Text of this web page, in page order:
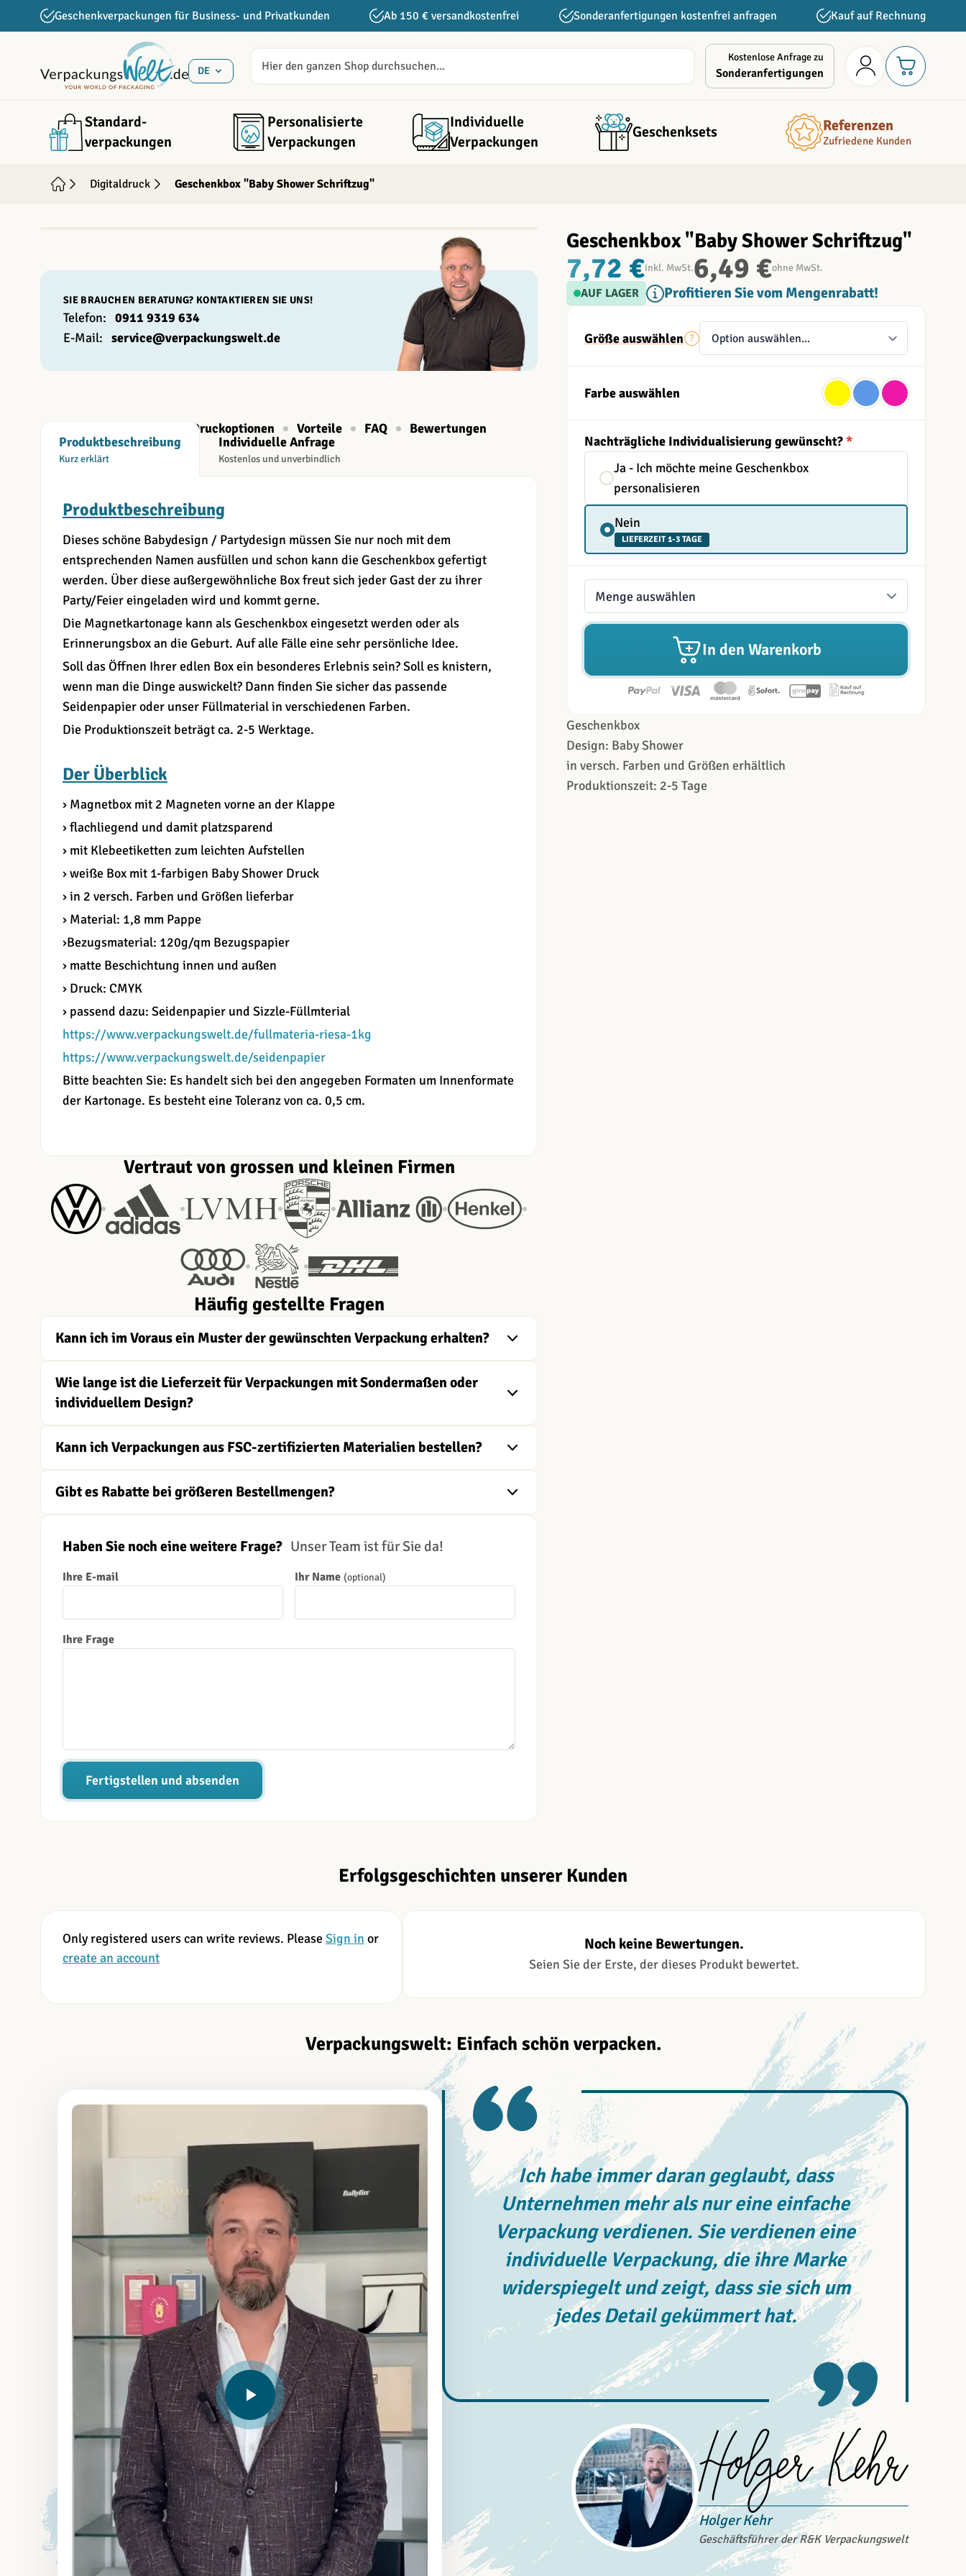
Direkt zum InhaltGeschenkverpackungen für Business- und Privatkunden Ab 150 € versandkostenfrei Sonderanfertigungen kostenfrei anfragen Kauf auf Rechnung
DE
Kostenlose Anfrage zu
Sonderanfertigungen
Standard­
verpackungen
Personalisierte
Verpackungen
Individuelle
Verpackungen
Geschenksets Referenzen
Zufriedene Kunden
Digitaldruck Geschenkbox "Baby Shower Schriftzug"
SIE BRAUCHEN BERATUNG? KONTAKTIEREN SIE UNS!
Telefon: 0911 9319 634
E-Mail: service@verpackungswelt.de
Druckoptionen Vorteile FAQ
Bewertungen
Produktbeschreibung
Kurz erklärt
Individuelle Anfrage
Kostenlos und unverbindlich
Produktbeschreibung
Dieses schöne Babydesign / Partydesign müssen Sie nur noch mit dem
entsprechenden Namen ausfüllen und schon kann die Geschenkbox gefertigt
werden. Über diese außergewöhnliche Box freut sich jeder Gast der zu ihrer
Party/Feier eingeladen wird und kommt gerne.
Die Magnetkartonage kann als Geschenkbox eingesetzt werden oder als
Erinnerungsbox an die Geburt. Auf alle Fälle eine sehr persönliche Idee.
Soll das Öffnen Ihrer edlen Box ein besonderes Erlebnis sein? Soll es knistern,
wenn man die Dinge auswickelt? Dann finden Sie sicher das passende
Seidenpapier oder unser Füllmaterial in verschiedenen Farben.
Die Produktionszeit beträgt ca. 2-5 Werktage.
Der Überblick
› Magnetbox mit 2 Magneten vorne an der Klappe
› flachliegend und damit platzsparend
› mit Klebeetiketten zum leichten Aufstellen
› weiße Box mit 1-farbigen Baby Shower Druck
› in 2 versch. Farben und Größen lieferbar
› Material: 1,8 mm Pappe
›Bezugsmaterial: 120g/qm Bezugspapier
› matte Beschichtung innen und außen
› Druck: CMYK
› passend dazu: Seidenpapier und Sizzle-Füllmterial
https://www.verpackungswelt.de/fullmateria-riesa-1kg
https://www.verpackungswelt.de/seidenpapier
Bitte beachten Sie: Es handelt sich bei den angegeben Formaten um Innenformate
der Kartonage. Es besteht eine Toleranz von ca. 0,5 cm.
Vertraut von grossen und kleinen Firmen
Häufig gestellte Fragen
Kann ich im Voraus ein Muster der gewünschten Verpackung erhalten?
Wie lange ist die Lieferzeit für Verpackungen mit Sondermaßen oder
individuellem Design?
Kann ich Verpackungen aus FSC-zertifizierten Materialien bestellen?
Gibt es Rabatte bei größeren Bestellmengen?
Haben Sie noch eine weitere Frage? Unser Team ist für Sie da!
Ihre E-mail Ihr Name (optional)
Ihre Frage
Fertigstellen und absenden
Geschenkbox "Baby Shower Schriftzug"
7,72 €inkl. MwSt.6,49 €ohne MwSt.
AUF LAGER Profitieren Sie vom Mengenrabatt!
Größe auswählen
Farbe auswählen
Nachträgliche Individualisierung gewünscht?*
Ja - Ich möchte meine Geschenkbox
personalisieren
Nein
LIEFERZEIT 1-3 TAGE
Menge
In den Warenkorb
Geschenkbox
Design: Baby Shower
in versch. Farben und Größen erhältlich
Produktionszeit: 2-5 Tage
Erfolgsgeschichten unserer Kunden
Only registered users can write reviews. PleaseSign in or
create an account
Noch keine Bewertungen.
Seien Sie der Erste, der dieses Produkt bewertet.
Verpackungswelt: Einfach schön verpacken.
Ich habe immer daran geglaubt, dass
Unternehmen mehr als nur eine einfache
Verpackung verdienen. Sie verdienen eine
individuelle Verpackung, die ihre Marke
widerspiegelt und zeigt, dass sie sich um
jedes Detail gekümmert hat.
Holger Kehr
Geschäftsführer der R&K Verpackungswelt